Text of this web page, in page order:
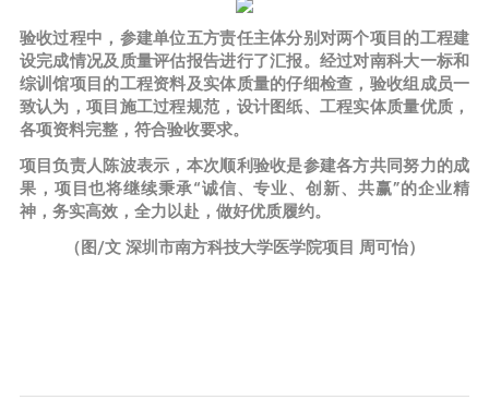
验收过程中，参建单位五方责任主体分别对两个项目的工程建
设完成情况及质量评估报告进行了汇报。经过对南科大一标和
综训馆项目的工程资料及实体质量的仔细检查，验收组成员一
致认为，项目施工过程规范，设计图纸、工程实体质量优质，
各项资料完整，符合验收要求。
项目负责人陈波表示，本次顺利验收是参建各方共同努力的成
果，项目也将继续秉承“诚信、专业、创新、共赢”的企业精
神，务实高效，全力以赴，做好优质履约。
（图/文 深圳市南方科技大学医学院项目 周可怡）